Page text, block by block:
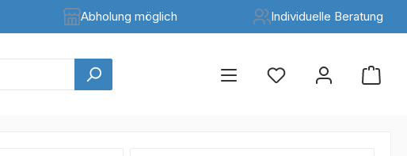
Abholung möglich Individuelle Beratung